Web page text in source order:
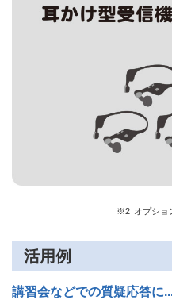
※2 オプショ
活用例
講習会などでの質疑応答に